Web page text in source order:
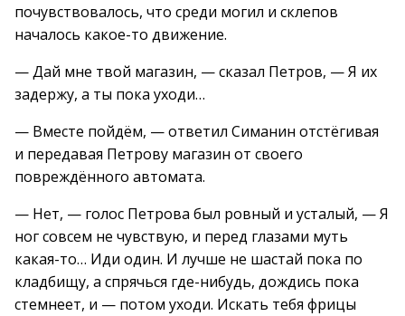
почувствовалось, что среди могил и склепов
началось какое-то движение.
— Дай мне твой магазин, — сказал Петров, — Я их
задержу, а ты пока уходи…
— Вместе пойдём, — ответил Симанин отстёгивая
и передавая Петрову магазин от своего
повреждённого автомата.
— Нет, — голос Петрова был ровный и усталый, — Я
ног совсем не чувствую, и перед глазами муть
какая-то… Иди один. И лучше не шастай пока по
кладбищу, а спрячься где-нибудь, дождись пока
стемнеет, и — потом уходи. Искать тебя фрицы